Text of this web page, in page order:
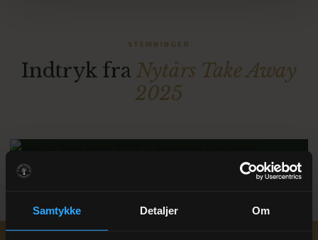
Samtykke Detaljer Om
STEMNINGER
Indtryk fraNytårs Take Away
2025